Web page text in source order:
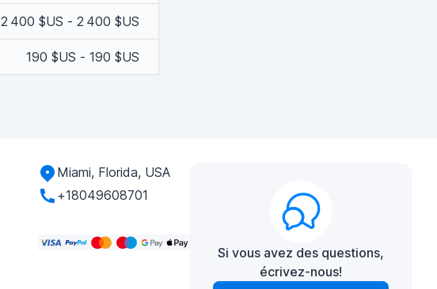
2 400 $US - 2 400 $US
190 $US - 190 $US
Miami, Florida, USA
+18049608701
Si vous avez des questions,
écrivez-nous!